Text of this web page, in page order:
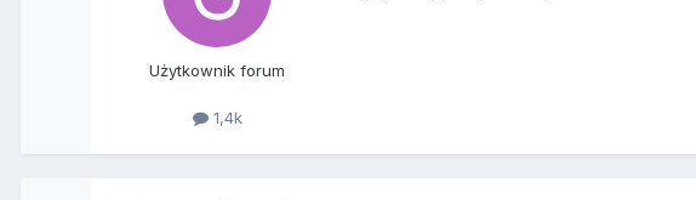
Użytkownik forum
1,4k